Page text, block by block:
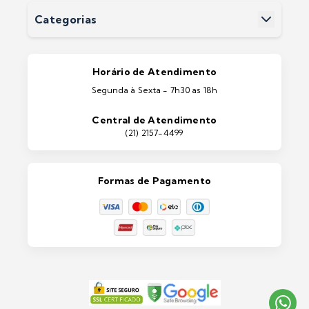
Entrega
Categorias
Portas e Janelas
Máquinas e Equipamentos
Lixeiras e Contentores
Horário de Atendimento
Segunda à Sexta - 7h30 as 18h
Central de Atendimento
(21) 2157-4499
Formas de Pagamento